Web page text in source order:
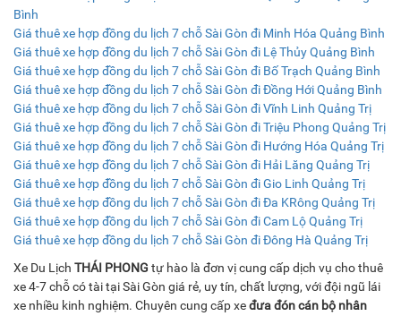
Bình
Giá thuê xe hợp đồng du lịch 7 chỗ Sài Gòn đi Minh Hóa Quảng Bình
Giá thuê xe hợp đồng du lịch 7 chỗ Sài Gòn đi Lệ Thủy Quảng Bình
Giá thuê xe hợp đồng du lịch 7 chỗ Sài Gòn đi Bố Trạch Quảng Bình
Giá thuê xe hợp đồng du lịch 7 chỗ Sài Gòn đi Đồng Hới Quảng Bình
Giá thuê xe hợp đồng du lịch 7 chỗ Sài Gòn đi Vĩnh Linh Quảng Trị
Giá thuê xe hợp đồng du lịch 7 chỗ Sài Gòn đi Triệu Phong Quảng Trị
Giá thuê xe hợp đồng du lịch 7 chỗ Sài Gòn đi Hướng Hóa Quảng Trị
Giá thuê xe hợp đồng du lịch 7 chỗ Sài Gòn đi Hải Lăng Quảng Trị
Giá thuê xe hợp đồng du lịch 7 chỗ Sài Gòn đi Gio Linh Quảng Trị
Giá thuê xe hợp đồng du lịch 7 chỗ Sài Gòn đi Đa KRông Quảng Trị
Giá thuê xe hợp đồng du lịch 7 chỗ Sài Gòn đi Cam Lộ Quảng Trị
Giá thuê xe hợp đồng du lịch 7 chỗ Sài Gòn đi Đông Hà Quảng Trị
Xe Du Lịch THÁI PHONG tự hào là đơn vị cung cấp dịch vụ cho thuê
xe 4-7 chỗ có tài tại Sài Gòn giá rẻ, uy tín, chất lượng, với đội ngũ lái
xe nhiều kinh nghiệm. Chuyên cung cấp xeđưa đón cán bộ nhân